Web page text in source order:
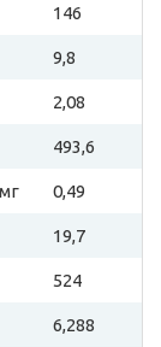
146
9,8
2,08
493,6
0,49
19,7
524
6,288